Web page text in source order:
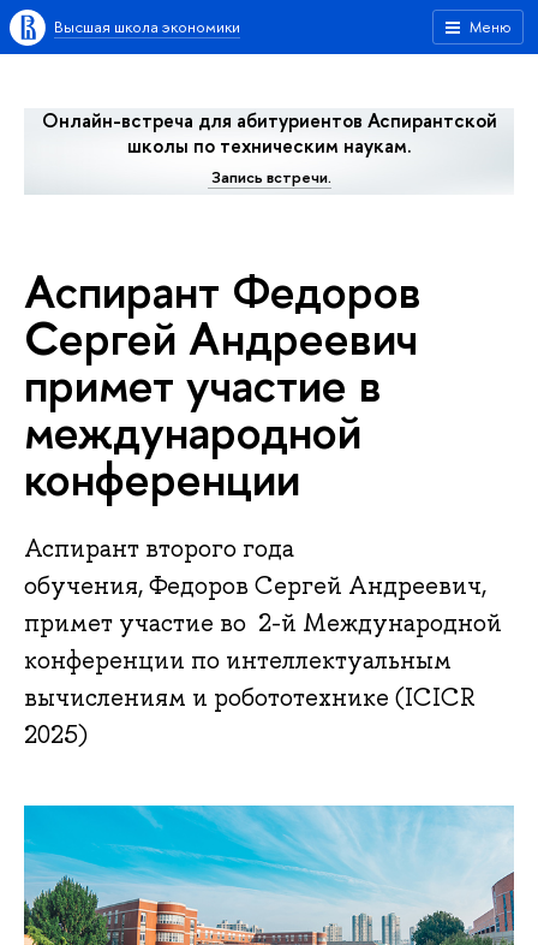
Меню
Высшая школа экономики
Онлайн-встреча для абитуриентов Аспирантской
школы по техническим наукам.
Запись встречи.
Аспирант Федоров
Сергей Андреевич
примет участие в
международной
конференции
Аспирант второго года
обучения, Федоров Сергей Андреевич,
примет участие во 2-й Международной
конференции по интеллектуальным
вычислениям и робототехнике (ICICR
2025)